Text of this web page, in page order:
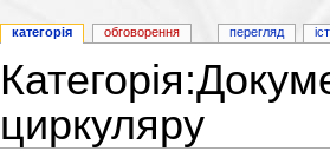
циркуляру
категорія обговорення перегляд